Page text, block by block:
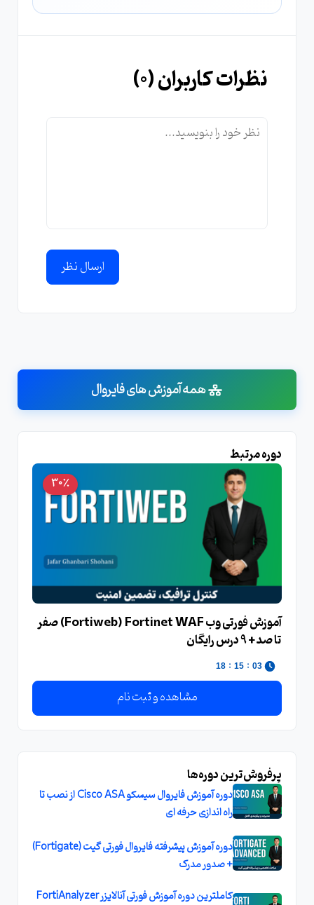
نظرات کاربران (0
)
ارسال نظر
همه آموزش های فایروال
دوره مرتبط
30٪
آموزش فورتی وب Fortiweb) Fortinet WAF) صفر
تا صد + 9 درس رایگان
03
:
15
:
17
مشاهده و ثبت نام
پرفروش‌ترین دوره‌ها
دوره آموزش فایروال سیسکو Cisco ASA از نصب تا
راه اندازی حرفه ای
دوره آموزش پیشرفته فایروال فورتی گیت (Fortigate)
+ صدور مدرک
کاملترین دوره آموزش فورتی آنالایزر FortiAnalyzer